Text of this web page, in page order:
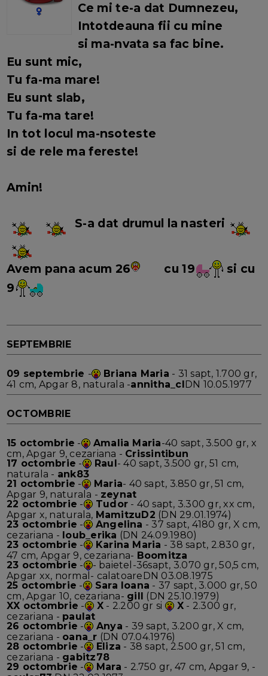
Ce mi te-a dat Dumnezeu,
Intotdeauna fii cu mine
si ma-nvata sa fac bine.
Eu sunt mic,
Tu fa-ma mare!
Eu sunt slab,
Tu fa-ma tare!
In tot locul ma-nsoteste
si de rele ma fereste!
Amin!
S-a dat drumul la nasteri
Avem pana acum 26 cu 19
si cu
9
SEPTEMBRIE
09 septembrie - Briana Maria - 31 sapt, 1.700 gr,
41 cm, Apgar 8, naturala -annitha_clDN 10.05.1977
OCTOMBRIE
15 octombrie - Amalia Maria-40 sapt, 3.500 gr, x
cm, Apgar 9, cezariana - Crissintibun
17 octombrie - Raul- 40 sapt, 3.500 gr, 51 cm,
naturala - ank83
21 octombrie - Maria- 40 sapt, 3.850 gr, 51 cm,
Apgar 9, naturala - zeynat
22 octombrie - Tudor - 40 sapt, 3.300 gr, xx cm,
Apgar x, naturala, MamitzuD2 (DN 29.01.1974)
23 octombrie - Angelina - 37 sapt, 4180 gr, X cm,
cezariana - loub_erika (DN 24.09.1980)
23 octombrie - Karina Maria - 38 sapt, 2.830 gr,
47 cm, Apgar 9, cezariana- Boomitza
23 octombrie -
- baietel-36sapt, 3.070 gr, 50,5 cm,
Apgar xx, normal- calatoareDN 03.08.1975
25 octombrie - Sara Ioana - 37 sapt, 3.000 gr, 50
cm, Apgar 10, cezariana- gill (DN 25.10.1979)
XX octombrie - X - 2.200 gr si X - 2.300 gr,
cezariana - paulat
26 octombrie - Anya - 39 sapt, 3.200 gr, X cm,
cezariana - oana_r (DN 07.04.1976)
28 octombrie - Eliza - 38 sapt, 2.500 gr, 51 cm,
cezariana - gabitz78
29 octombrie - Mara - 2.750 gr, 47 cm, Apgar 9, -